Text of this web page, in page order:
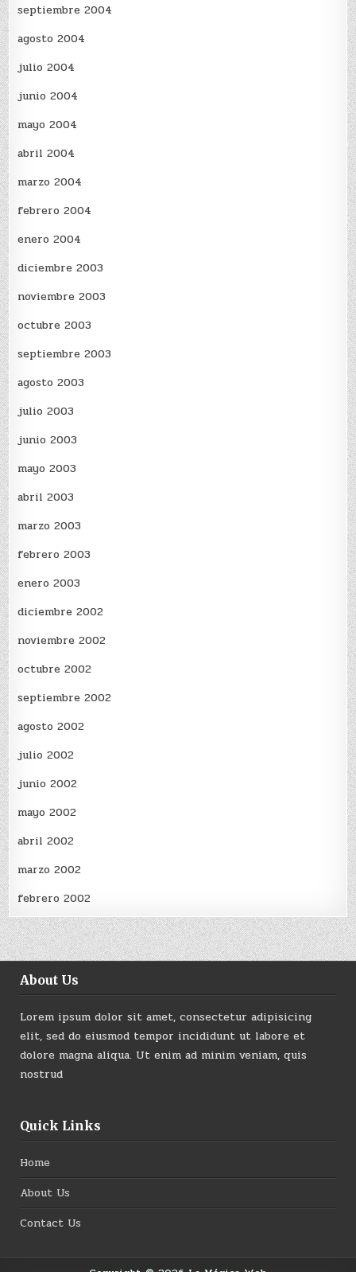
septiembre 2004
agosto 2004
julio 2004
junio 2004
mayo 2004
abril 2004
marzo 2004
febrero 2004
enero 2004
diciembre 2003
noviembre 2003
octubre 2003
septiembre 2003
agosto 2003
julio 2003
junio 2003
mayo 2003
abril 2003
marzo 2003
febrero 2003
enero 2003
diciembre 2002
noviembre 2002
octubre 2002
septiembre 2002
agosto 2002
julio 2002
junio 2002
mayo 2002
abril 2002
marzo 2002
febrero 2002
About Us
Lorem ipsum dolor sit amet, consectetur adipisicing
elit, sed do eiusmod tempor incididunt ut labore et
dolore magna aliqua. Ut enim ad minim veniam, quis
nostrud
Quick Links
Home
About Us
Contact Us